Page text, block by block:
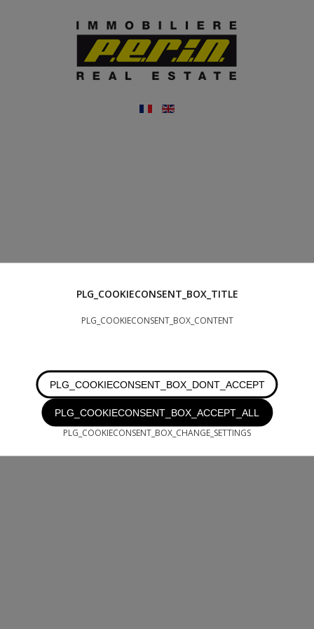
PLG_COOKIECONSENT_BOX_TITLE
PLG_COOKIECONSENT_BOX_CONTENT
PLG_COOKIECONSENT_BOX_DONT_ACCEPT
PLG_COOKIECONSENT_BOX_ACCEPT_ALL
PLG_COOKIECONSENT_BOX_CHANGE_SETTINGS